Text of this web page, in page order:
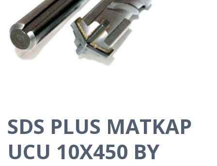
SDS PLUS MATKAP
UCU 10X450 BY